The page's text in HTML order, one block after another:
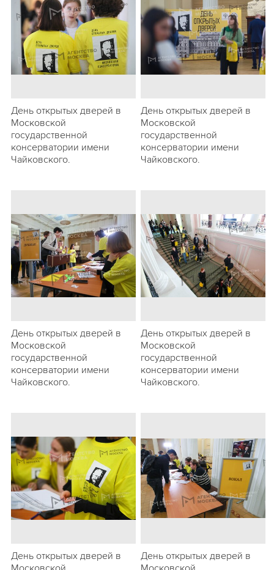
День открытых дверей в
Московской
государственной
консерватории имени
Чайковского.
День открытых дверей в
Московской
государственной
консерватории имени
Чайковского.
День открытых дверей в
Московской
государственной
консерватории имени
Чайковского.
День открытых дверей в
Московской
государственной
консерватории имени
Чайковского.
День открытых дверей в
День открытых дверей в